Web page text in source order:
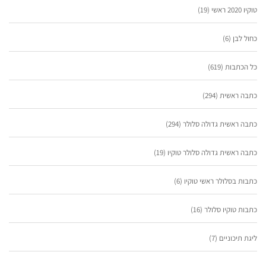
טוקיו 2020 ראשי (19)
כחול לבן (6)
כל הכתבות (619)
כתבה ראשית (294)
כתבה ראשית גדולה סלולר (294)
כתבה ראשית גדולה סלולר טוקיו (19)
כתבות בסלולר ראשי טוקיו (6)
כתבות טוקיו סלולר (16)
ליגת תיכוניים (7)